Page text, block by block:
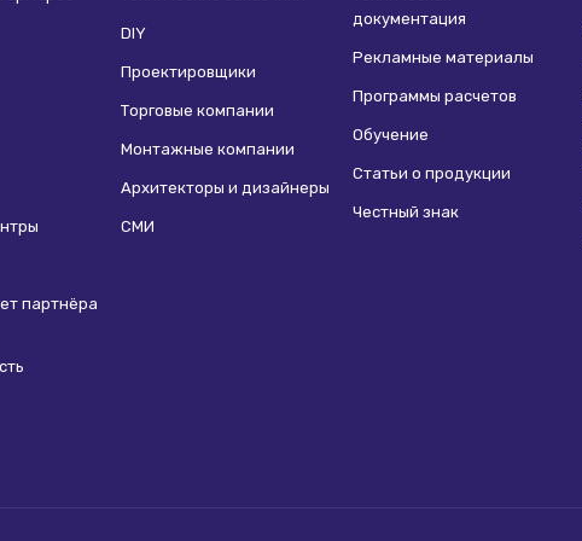
партнёра
DIY
Проектировщики
Торговые компании
Монтажные компании
Архитекторы и дизайнеры
СМИ
документация
Рекламные материалы
Программы расчетов
Обучение
Статьи о продукции
Честный знак